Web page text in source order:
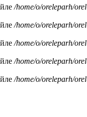
/home/o/oreleparh/
/home/o/oreleparh/
/home/o/oreleparh/
/home/o/oreleparh/
/home/o/oreleparh/